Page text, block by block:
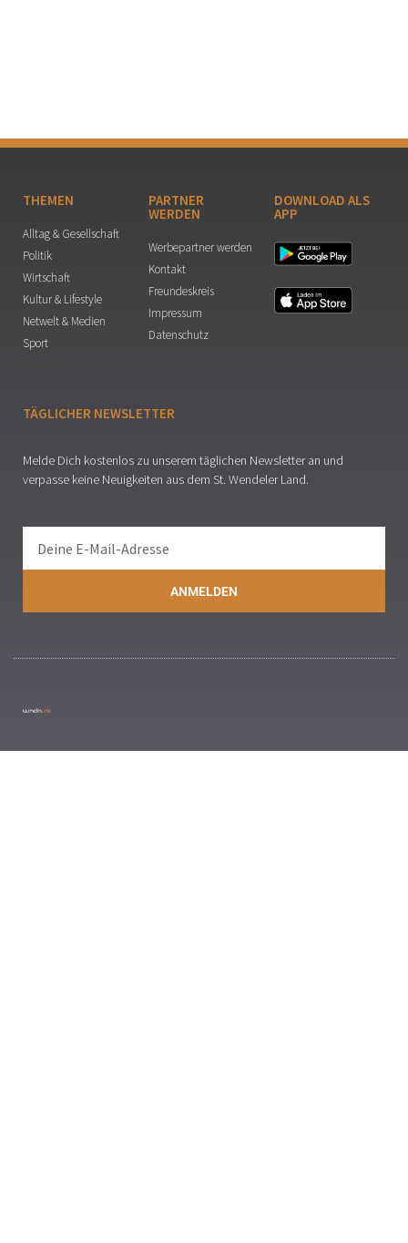
THEMEN
Alltag & Gesellschaft
Politik
Wirtschaft
Kultur & Lifestyle
Netwelt & Medien
Sport
PARTNER
WERDEN
Werbepartner werden
Kontakt
Freundeskreis
Impressum
Datenschutz
DOWNLOAD ALS
APP
TÄGLICHER NEWSLETTER
Melde Dich kostenlos zu unserem täglichen Newsletter an und
verpasse keine Neuigkeiten aus dem St. Wendeler Land.
ANMELDEN